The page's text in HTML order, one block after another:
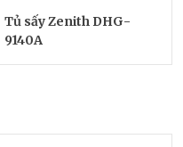
Tủ sấy Zenith DHG-
9140A